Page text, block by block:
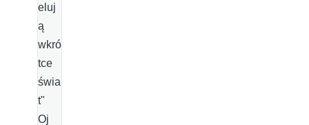
eluj
ą
wkró
tce
świa
t"
Oj